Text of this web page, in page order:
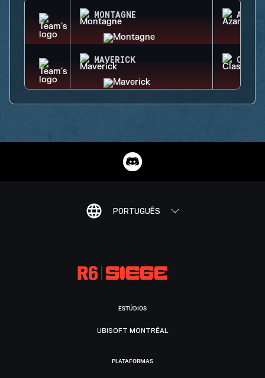
MONTAGNE AZAMI
MAVERICK CLASH
PORTUGUÊS
ESTÚDIOS
UBISOFT MONTRÉAL
PLATAFORMAS